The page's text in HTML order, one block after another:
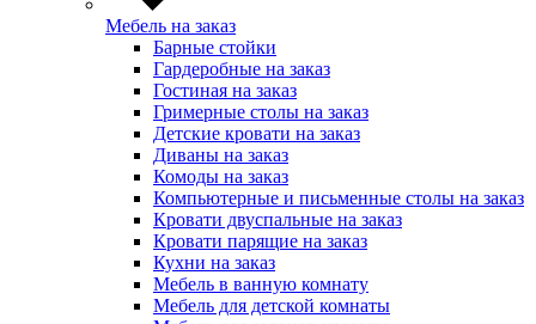
Мебель на заказ
Барные стойки
Гардеробные на заказ
Гостиная на заказ
Гримерные столы на заказ
Детские кровати на заказ
Диваны на заказ
Комоды на заказ
Компьютерные и письменные столы на заказ
Кровати двуспальные на заказ
Кровати парящие на заказ
Кухни на заказ
Мебель в ванную комнату
Мебель для детской комнаты